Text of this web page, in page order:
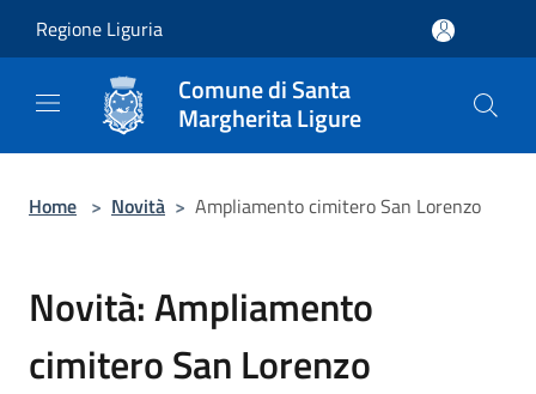
Regione Liguria
Comune di Santa
Margherita Ligure
Home > Novità > Ampliamento cimitero San Lorenzo
Novità: Ampliamento
cimitero San Lorenzo